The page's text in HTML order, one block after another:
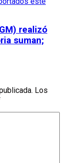
realizó
suman;
Los